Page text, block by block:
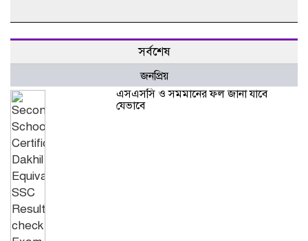
সর্বশেষ
জনপ্রিয়
এসএসসি ও সমমানের ফল জানা যাবে
যেভাবে